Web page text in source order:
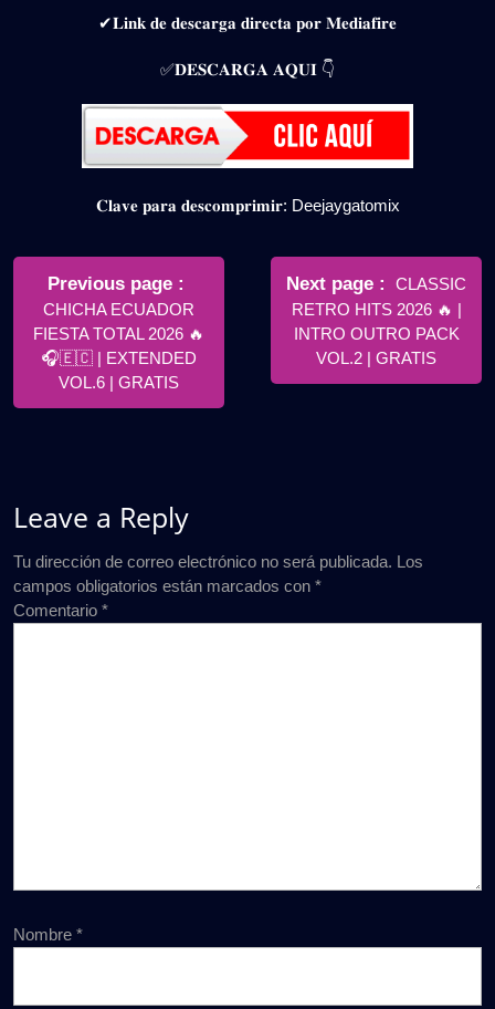
✔𝐋𝐢𝐧𝐤 𝐝𝐞 𝐝𝐞𝐬𝐜𝐚𝐫𝐠𝐚 𝐝𝐢𝐫𝐞𝐜𝐭𝐚 𝐩𝐨𝐫 𝐌𝐞𝐝𝐢𝐚𝐟𝐢𝐫𝐞
✅𝐃𝐄𝐒𝐂𝐀𝐑𝐆𝐀 𝐀𝐐𝐔𝐈 👇
𝐂𝐥𝐚𝐯𝐞 𝐩𝐚𝐫𝐚 𝐝𝐞𝐬𝐜𝐨𝐦𝐩𝐫𝐢𝐦𝐢𝐫: Deejaygatomix
Navegación
entradas
Previous page
Posts
CHICHA ECUADOR
FIESTA TOTAL 2026 🔥
🎧🇪🇨 | EXTENDED
VOL.6 | GRATIS
Next page
Newer
Posts
CLASSIC
RETRO HITS 2026 🔥 |
INTRO OUTRO PACK
VOL.2 | GRATIS
Leave a Reply
Tu dirección de correo electrónico no será publicada. Los
campos obligatorios están marcados con *
Comentario *
Nombre *